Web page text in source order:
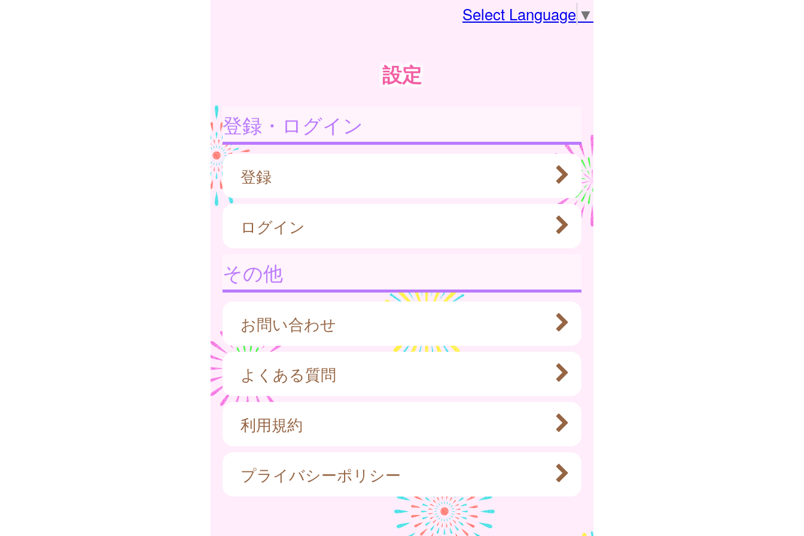
Select Language ▼
設定
登録・ログイン
登録
ログイン
その他
お問い合わせ
よくある質問
利用規約
プライバシーポリシー